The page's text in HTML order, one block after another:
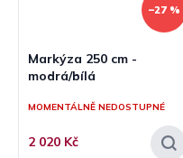
–27 %
Markýza 250 cm -
modrá/bílá
MOMENTÁLNĚ NEDOSTUPNÉ
2 020 Kč